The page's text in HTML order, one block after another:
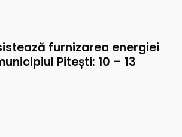
sistează furnizarea energiei
Pitești: 10 – 13